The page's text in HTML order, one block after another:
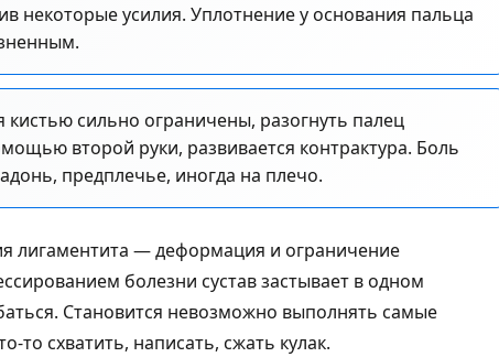
некоторые усилия. Уплотнение у основания пальца
кистью сильно ограничены, разогнуть палец
второй руки, развивается контрактура. Боль
предплечье, иногда на плечо.
лигаментита — деформация и ограничение
болезни сустав застывает в одном
Становится невозможно выполнять самые
схватить, написать, сжать кулак.